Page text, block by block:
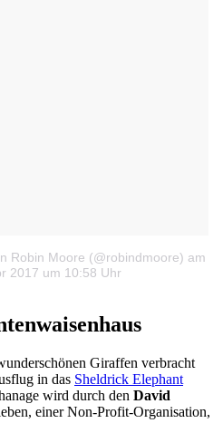
Robin Moore (@robindmoore) am
2017 um 10:58 Uhr
Giraffen verbracht
in das Sheldrick Elephant
wird durch den David
einer Non-Profit-Organisation,